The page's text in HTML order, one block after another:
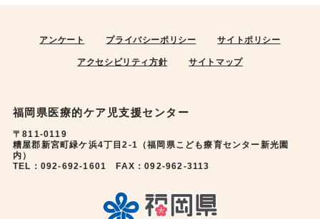
アンケート プライバシーポリシー サイトポリシー
アクセシビリティ方針 サイトマップ
福岡県医療的ケア児支援センター
〒811-0119
糟屋郡新宮町緑ケ浜4丁目2-1（福岡県こども療育センター新光園
内）
TEL：092-692-1601 FAX：092-962-3113